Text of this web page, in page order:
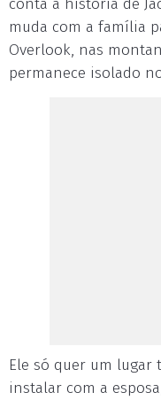
conta a história de
muda com a família
Overlook, nas
permanece isolado
Ele só quer um lugar
instalar com a